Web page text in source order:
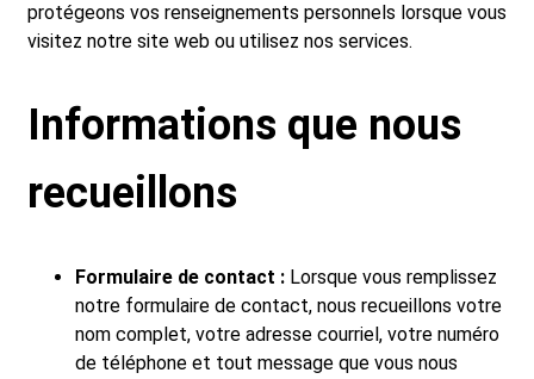
protégeons vos renseignements personnels lorsque vous
visitez notre site web ou utilisez nos services.
Informations que nous
recueillons
Formulaire de contact : Lorsque vous remplissez
notre formulaire de contact, nous recueillons votre
nom complet, votre adresse courriel, votre numéro
de téléphone et tout message que vous nous